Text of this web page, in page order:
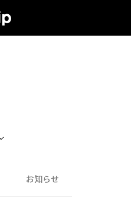
お知らせ